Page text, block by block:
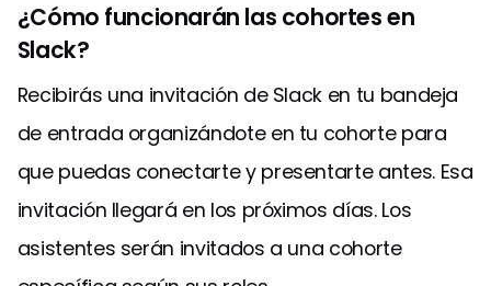
¿Cómo funcionarán las cohortes en
Slack?
Recibirás una invitación de Slack en tu bandeja
de entrada organizándote en tu cohorte para
que puedas conectarte y presentarte antes. Esa
invitación llegará en los próximos días. Los
asistentes serán invitados a una cohorte